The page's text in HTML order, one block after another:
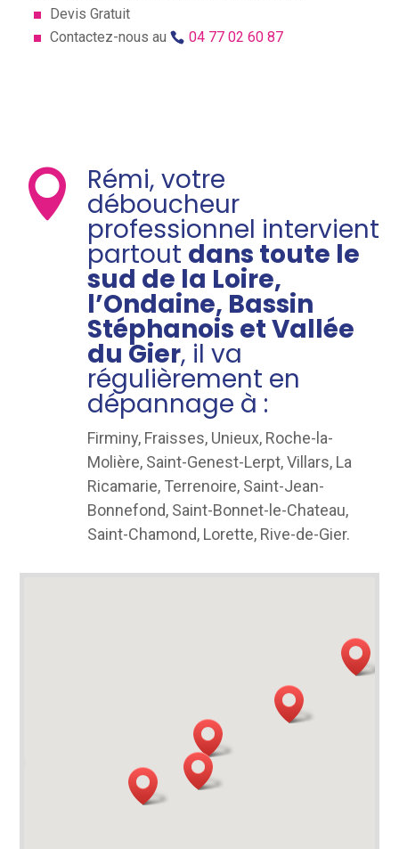
Devis Gratuit
Contactez-nous au
04 77 02 60 87
 Rémi, votre
déboucheur
professionnel intervient
partout dans toute le
sud de la Loire,
l’Ondaine, Bassin
Stéphanois et Vallée
du Gier, il va
régulièrement en
dépannage à :
Firminy, Fraisses, Unieux, Roche-la-
Molière, Saint-Genest-Lerpt, Villars, La
Ricamarie, Terrenoire, Saint-Jean-
Bonnefond, Saint-Bonnet-le-Chateau,
Saint-Chamond, Lorette, Rive-de-Gier.